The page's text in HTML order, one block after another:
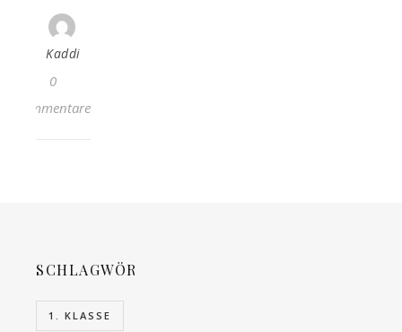
Kaddi
0
Kommentare
SCHLAGWÖRTER
1. KLASSE